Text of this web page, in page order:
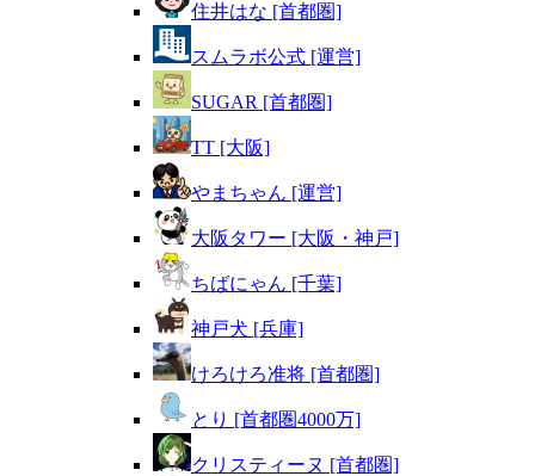
住井はな [首都圏]
スムラボ公式 [運営]
SUGAR [首都圏]
TT [大阪]
やまちゃん [運営]
大阪タワー [大阪・神戸]
ちばにゃん [千葉]
神戸犬 [兵庫]
けろけろ准将 [首都圏]
とり [首都圏4000万]
クリスティーヌ [首都圏]